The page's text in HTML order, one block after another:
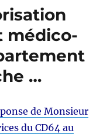
médico-
…
de Monsieur
du CD64 au